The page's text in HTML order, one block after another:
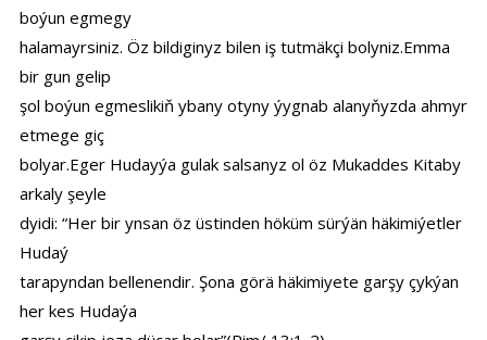
boýun egmegy
halamayrsiniz. Öz bildiginyz bilen iş tutmäkçi bolyniz.Emma
bir gun gelip
şol boýun egmeslikiň ybany otyny ýygnab alanyňyzda ahmyr
etmege giç
bolyar.Eger Hudayýa gulak salsanyz ol öz Mukaddes Kitaby
arkaly şeyle
dyidi: “Her bir ynsan öz üstinden höküm sürýän häkimiýetler
Hudaý
tarapyndan bellenendir. Şona görä häkimiyete garşy çykýan
her kes Hudaýa